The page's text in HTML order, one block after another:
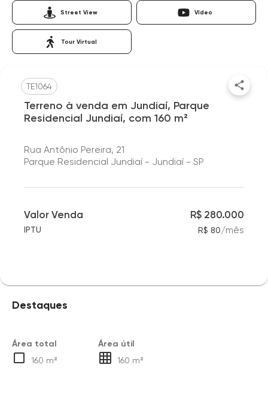
Street View Vídeo
Tour Virtual
TE1064
Terreno à venda em Jundiaí, Parque
Residencial Jundiaí, com 160 m²
Rua Antônio Pereira, 21
Parque Residencial Jundiaí - Jundiaí - SP
Valor Venda R$ 280.000
IPTU R$ 80/mês
Destaques
Área total
160 m²
Área útil
160 m²